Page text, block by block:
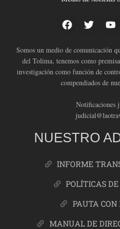
Somos un medio de comunicación
del Tolima, tenemos como
investigación como función de
compendiados de
Notificaciones
NUESTRO
INFORME
POLÍTICAS
PAUTA CON
MANUAL DE